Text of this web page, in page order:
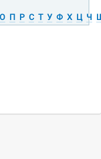
О П Р С Т У Ф Х Ц Ч